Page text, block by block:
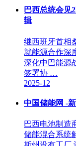
巴西总统会见
辑
继西班牙首相
就能源合作深
深化中巴能源
签署协 …
2025-12
中国储能网 -
巴西电池制造
储能混合系统